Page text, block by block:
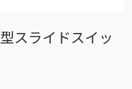
スライドスイッ